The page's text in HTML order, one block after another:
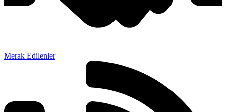
Merak Edilenler